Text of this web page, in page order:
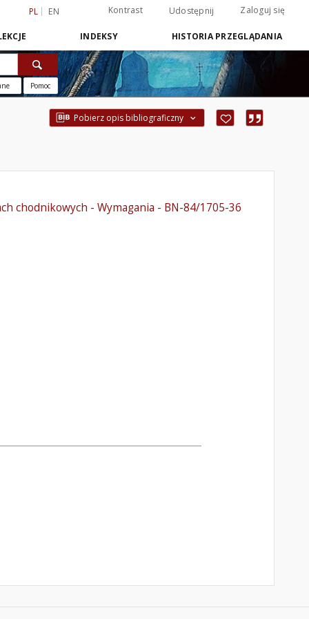
PL EN Kontrast Udostępnij Zaloguj się
INDEKSY HISTORIA PRZEGLĄDANIA
Pomoc
Pobierz opis bibliograficzny
chodnikowych - Wymagania - BN-84/1705-36